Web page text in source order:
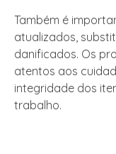
Também é
atualizados,
danificados. Os
atentos aos
integridade dos
trabalho.